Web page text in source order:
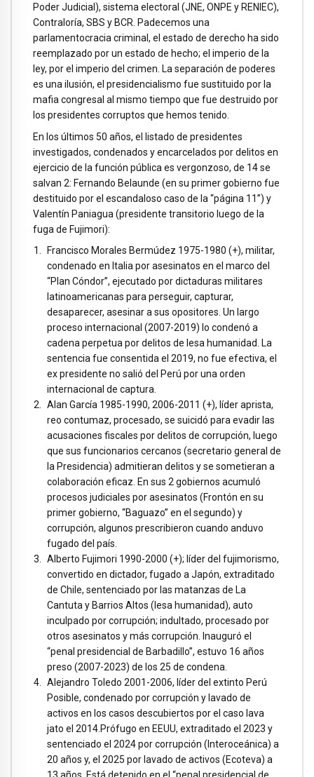
Poder Judicial), sistema electoral (JNE, ONPE y RENIEC),
Contraloría, SBS y BCR. Padecemos una
parlamentocracia criminal, el estado de derecho ha sido
reemplazado por un estado de hecho; el imperio de la
ley, por el imperio del crimen. La separación de poderes
es una ilusión, el presidencialismo fue sustituido por la
mafia congresal al mismo tiempo que fue destruido por
los presidentes corruptos que hemos tenido.
En los últimos 50 años, el listado de presidentes
investigados, condenados y encarcelados por delitos en
ejercicio de la función pública es vergonzoso, de 14 se
salvan 2: Fernando Belaunde (en su primer gobierno fue
destituido por el escandaloso caso de la “página 11”) y
Valentín Paniagua (presidente transitorio luego de la
fuga de Fujimori):
Francisco Morales Bermúdez 1975-1980 (+), militar,
condenado en Italia por asesinatos en el marco del
“Plan Cóndor”, ejecutado por dictaduras militares
latinoamericanas para perseguir, capturar,
desaparecer, asesinar a sus opositores. Un largo
proceso internacional (2007-2019) lo condenó a
cadena perpetua por delitos de lesa humanidad. La
sentencia fue consentida el 2019, no fue efectiva, el
ex presidente no salió del Perú por una orden
internacional de captura.
Alan García 1985-1990, 2006-2011 (+), líder aprista,
reo contumaz, procesado, se suicidó para evadir las
acusaciones fiscales por delitos de corrupción, luego
que sus funcionarios cercanos (secretario general de
la Presidencia) admitieran delitos y se sometieran a
colaboración eficaz. En sus 2 gobiernos acumuló
procesos judiciales por asesinatos (Frontón en su
primer gobierno, “Baguazo” en el segundo) y
corrupción, algunos prescribieron cuando anduvo
fugado del país.
Alberto Fujimori 1990-2000 (+); líder del fujimorismo,
convertido en dictador, fugado a Japón, extraditado
de Chile, sentenciado por las matanzas de La
Cantuta y Barrios Altos (lesa humanidad), auto
inculpado por corrupción; indultado, procesado por
otros asesinatos y más corrupción. Inauguró el
“penal presidencial de Barbadillo”, estuvo 16 años
preso (2007-2023) de los 25 de condena.
Alejandro Toledo 2001-2006, líder del extinto Perú
Posible, condenado por corrupción y lavado de
activos en los casos descubiertos por el caso lava
jato el 2014.Prófugo en EEUU, extraditado el 2023 y
sentenciado el 2024 por corrupción (Interoceánica) a
20 años y, el 2025 por lavado de activos (Ecoteva) a